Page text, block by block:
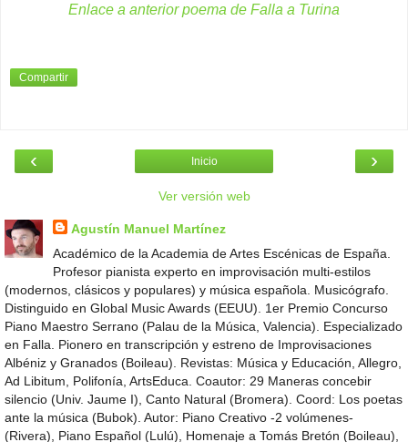
Enlace a anterior poema de Falla a Turina
Compartir
‹ ›
Inicio
Ver versión web
Agustín Manuel Martínez
Académico de la Academia de Artes Escénicas de España.
Profesor pianista experto en improvisación multi-estilos
(modernos, clásicos y populares) y música española. Musicógrafo.
Distinguido en Global Music Awards (EEUU). 1er Premio Concurso
Piano Maestro Serrano (Palau de la Música, Valencia). Especializado
en Falla. Pionero en transcripción y estreno de Improvisaciones
Albéniz y Granados (Boileau). Revistas: Música y Educación, Allegro,
Ad Libitum, Polifonía, ArtsEduca. Coautor: 29 Maneras concebir
silencio (Univ. Jaume I), Canto Natural (Bromera). Coord: Los poetas
ante la música (Bubok). Autor: Piano Creativo -2 volúmenes-
(Rivera), Piano Español (Lulú), Homenaje a Tomás Bretón (Boileau),